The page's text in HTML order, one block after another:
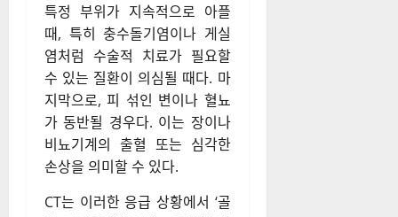
특정 부위가 지속적으로 아플
때, 특히 충수돌기염이나 게실
염처럼 수술적 치료가 필요할
수 있는 질환이 의심될 때다. 마
지막으로, 피 섞인 변이나 혈뇨
가 동반될 경우다. 이는 장이나
비뇨기계의 출혈 또는 심각한
손상을 의미할 수 있다.
CT는 이러한 응급 상황에서 ‘골